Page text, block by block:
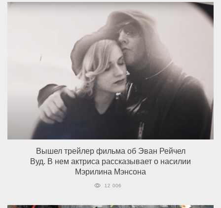
Вышел трейлер фильма об Эван Рейчел
Вуд. В нем актриса рассказывает о насилии
Мэрилина Мэнсона
12 006